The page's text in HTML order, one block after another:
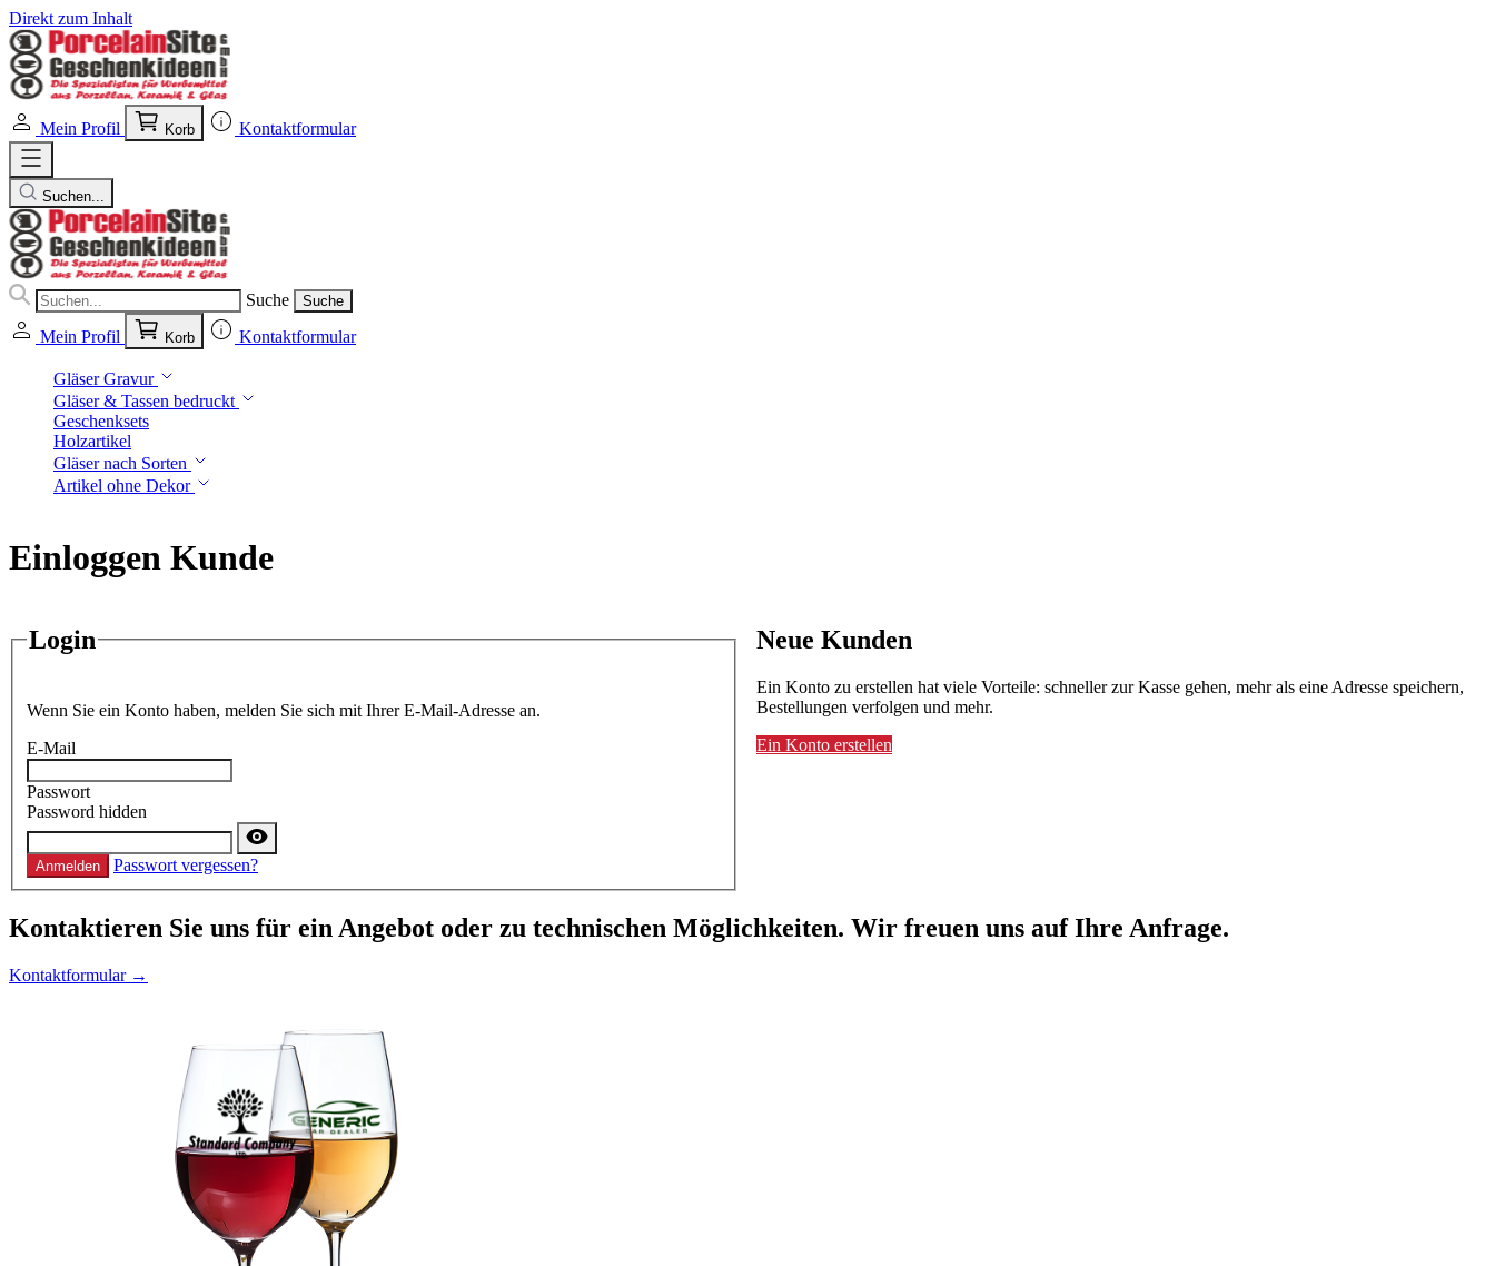
Direkt zum Inhalt
Mein Profil Korb Kontaktformular
Suchen...
Suche Suche
Mein Profil Korb Kontaktformular
Gläser Gravur
Gläser & Tassen bedruckt
Geschenksets
Holzartikel
Gläser nach Sorten
Artikel ohne Dekor
Einloggen Kunde
Login
Wenn Sie ein Konto haben, melden Sie sich mit Ihrer E-Mail-Adresse an.
E-Mail
Passwort
Password hidden
Anmelden Passwort vergessen?
Neue Kunden
Ein Konto zu erstellen hat viele Vorteile: schneller zur Kasse gehen, mehr als eine Adresse speichern,
Bestellungen verfolgen und mehr.
Ein Konto erstellen
Kontaktieren Sie uns für ein Angebot oder zu technischen Möglichkeiten. Wir freuen uns auf Ihre Anfrage.
Kontaktformular →